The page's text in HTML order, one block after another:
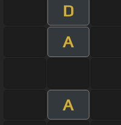
D
A
A